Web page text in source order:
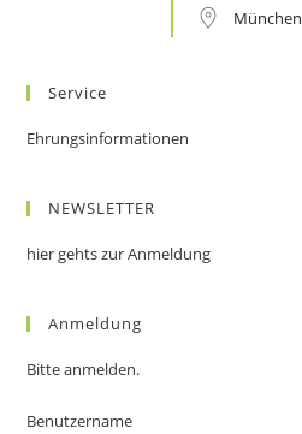
München
Service
Ehrungsinformationen
NEWSLETTER
hier gehts zur Anmeldung
Anmeldung
Bitte anmelden.
Benutzername